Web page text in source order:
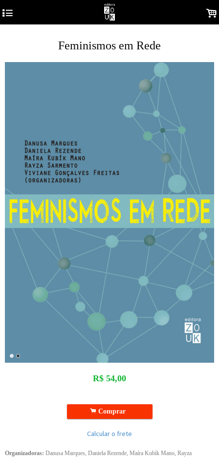
4 .
Feminismos em Rede
R$ 54,00
.Comprar
Calcular o frete
Organizadoras: Danusa Marques, Daniela Rezende, Maíra Kubík Mano, Rayza